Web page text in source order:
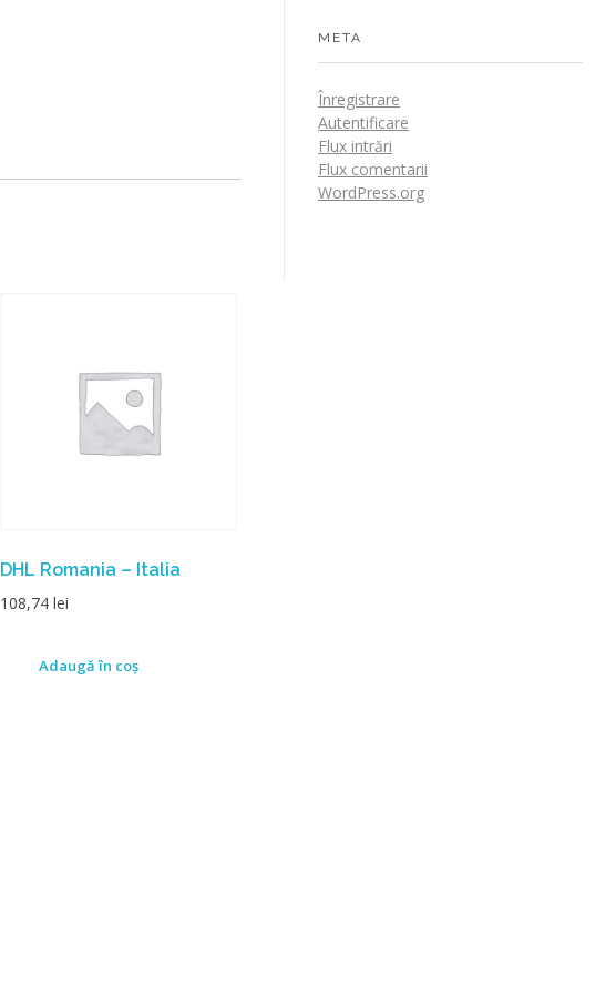
DHL Romania – Italia
108,74 lei
Adaugă în coș
META
Înregistrare
Autentificare
Flux intrări
Flux comentarii
WordPress.org